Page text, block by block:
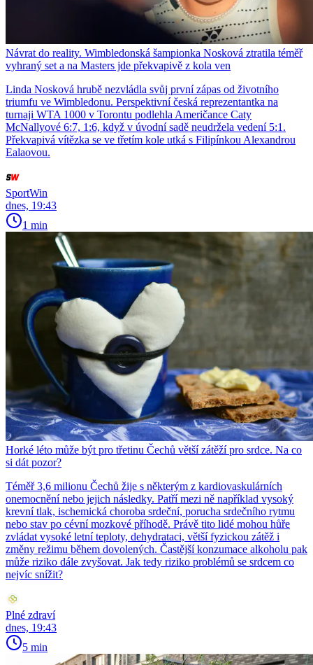
Návrat do reality. Wimbledonská šampionka Nosková ztratila téměř
vyhraný set a na Masters jde překvapivě z kola ven
Linda Nosková hrubě nezvládla svůj první zápas od životního
triumfu ve Wimbledonu. Perspektivní česká reprezentantka na
turnaji WTA 1000 v Torontu podlehla Američance Caty
McNallyové 6:7, 1:6, když v úvodní sadě neudržela vedení 5:1.
Překvapivá vítězka se ve třetím kole utká s Filipínkou Alexandrou
Ealaovou.
SportWin
dnes, 19:43
1 min
Horké léto může být pro třetinu Čechů větší zátěží pro srdce. Na co
si dát pozor?
Téměř 3,6 milionu Čechů žije s některým z kardiovaskulárních
onemocnění nebo jejich následky. Patří mezi ně například vysoký
krevní tlak, ischemická choroba srdeční, porucha srdečního rytmu
nebo stav po cévní mozkové příhodě. Právě tito lidé mohou hůře
zvládat vysoké letní teploty, dehydrataci, větší fyzickou zátěž i
změny režimu během dovolených. Častější konzumace alkoholu pak
může riziko dále zvyšovat. Jak tedy riziko problémů se srdcem co
nejvíc snížit?
Plné zdraví
dnes, 19:43
5 min